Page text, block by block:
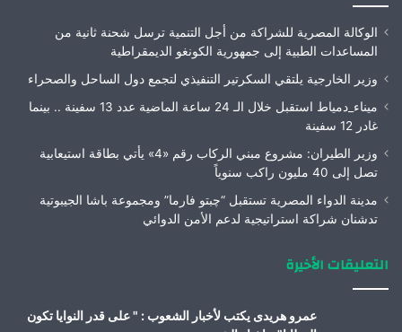
الوكالة المصرية للشراكة من أجل التنمية ترسل شحنة ثانية من
المساعدات الطبية إلى جمهورية الكونغو الديمقراطية
وزير الخارجية يلتقي السكرتير التنفيذي لتجمع دول الساحل والصحراء
ميناء_دمياط استقبل خلال الـ 24 ساعة الماضية عدد 13 سفينة .. بينما
غادر 12 سفينة
وزير الطيران: مشروع مبني الركاب رقم «4» يأتي بطاقة استيعابية
تصل إلى 40 مليون راكب سنوياً
مدينة الدواء المصرية تستقبل “چبتو فارما” ومجموعة باشا الجيبوتية
تدشنان شراكة استراتيجية لدعم الأمن الدوائي
التعليقات الأخيرة
عمرو هريدى يكتب لأخبار الشعوب : " على قدر النوايا تكون